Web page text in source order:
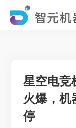
星空电竞
火爆，机
停